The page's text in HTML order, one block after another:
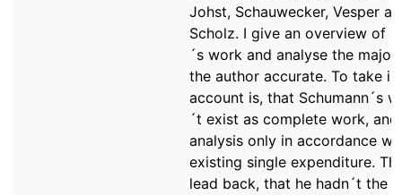
Johst, Schauwecker, Vesper
Scholz. I give an overview of
´s work and analyse the
the author accurate. To take
account is, that Schumann´s
´t exist as complete work,
analysis only in accordance
existing single expenditure.
lead back, that he hadn´t the